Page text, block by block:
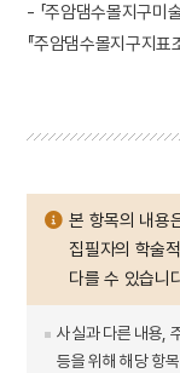
- 「주암댐수몰지구미
『주암댐수몰지구지
본 항목의 내용
집필자의 학술
다를 수 있습니
사실과 다른 내용,
등을 위해 해당 항